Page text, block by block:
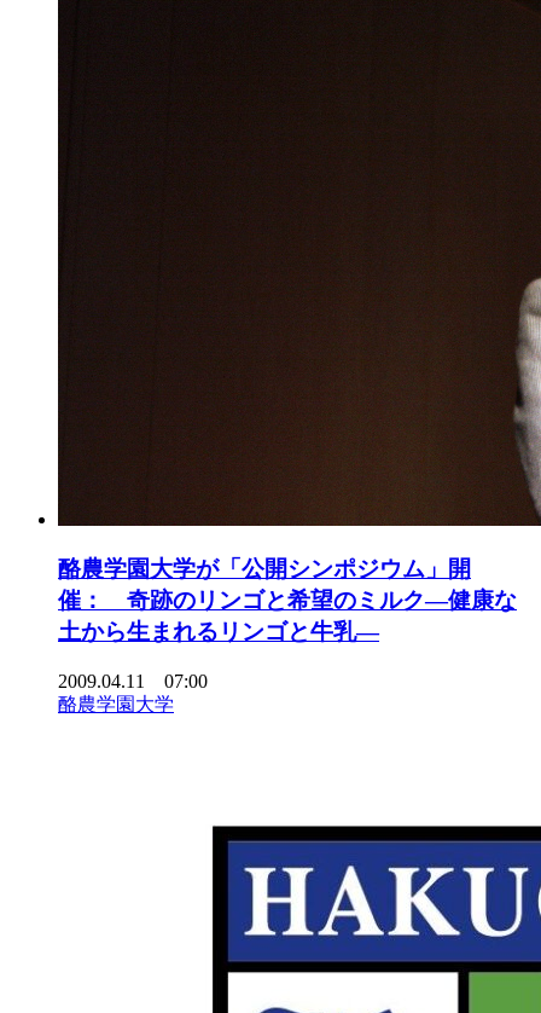
酪農学園大学が「公開シンポジウム」開
催： 奇跡のリンゴと希望のミルク―健康な
土から生まれるリンゴと牛乳―
2009.04.11 07:00
酪農学園大学